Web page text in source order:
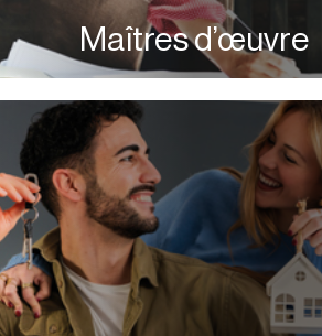
Maîtres d’œuvre